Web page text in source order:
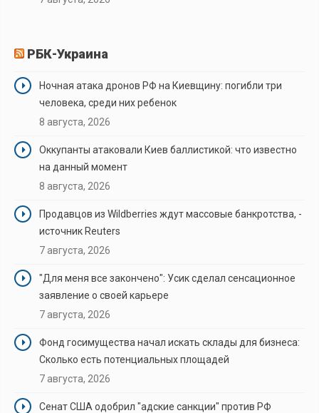
РБК-Украина
Ночная атака дронов РФ на Киевщину: погибли три
человека, среди них ребенок
8 августа, 2026
Оккупанты атаковали Киев баллистикой: что известно
на данный момент
8 августа, 2026
Продавцов из Wildberries ждут массовые банкротства, -
источник Reuters
7 августа, 2026
"Для меня все закончено": Усик сделал сенсационное
заявление о своей карьере
7 августа, 2026
Фонд госимущества начал искать склады для бизнеса:
Сколько есть потенциальных площадей
7 августа, 2026
Сенат США одобрил "адские санкции" против РФ